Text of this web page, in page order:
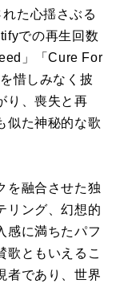
た心揺さぶる
での再生回数
」「Cure For
惜しみなく披
り、喪失と再
似た神秘的な歌
を融合させた独
リング、幻想的
感に満ちたパフ
歌ともいえるこ
者であり、世界